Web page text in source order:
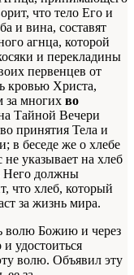
что тело Его и
и вина, составят
агнца, которой
и перекладины
первенцев от
кровью Христа,
за многих во
Тайной Вечери
принятия Тела и
в беседе же о хлебе
указывает на хлеб
Него должны
что хлеб, который
за жизнь мира.
волю Божию и через
удостоиться
волю. Объявил эту